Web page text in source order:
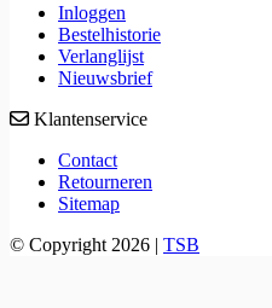
Inloggen
Bestelhistorie
Verlanglijst
Nieuwsbrief
Klantenservice
Contact
Retourneren
Sitemap
© Copyright 2026 | TSB